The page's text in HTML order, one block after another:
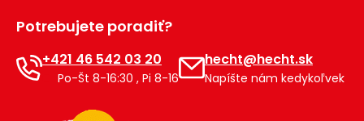
Potrebujete poradiť?
+421 46 542 03 20
Po-Št 8-16:30 , Pi 8-16
hecht@hecht.sk
Napíšte nám kedykoľvek